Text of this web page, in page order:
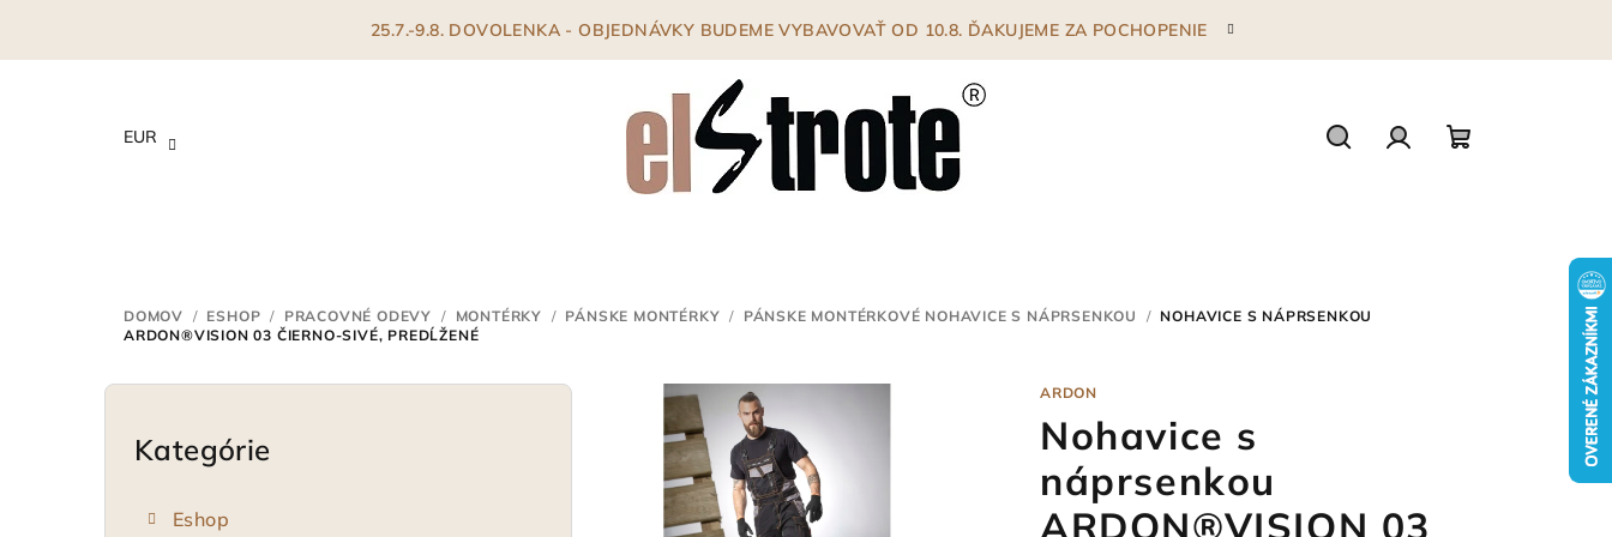
25.7.-9.8. DOVOLENKA - OBJEDNÁVKY BUDEME VYBAVOVAŤ OD 10.8. ĎAKUJEME ZA POCHOPENIE
EUR
DOMOV / ESHOP / PRACOVNÉ ODEVY / MONTÉRKY / PÁNSKE MONTÉRKY / PÁNSKE MONTÉRKOVÉ NOHAVICE S NÁPRSENKOU / NOHAVICE S NÁPRSENKOU
ARDON®VISION 03 ČIERNO-SIVÉ, PREDĹŽENÉ
B
Preskočiť
kategórie
Kategórie
Eshop
ARDON
Nohavice s
náprsenkou
ARDON®VISION 03